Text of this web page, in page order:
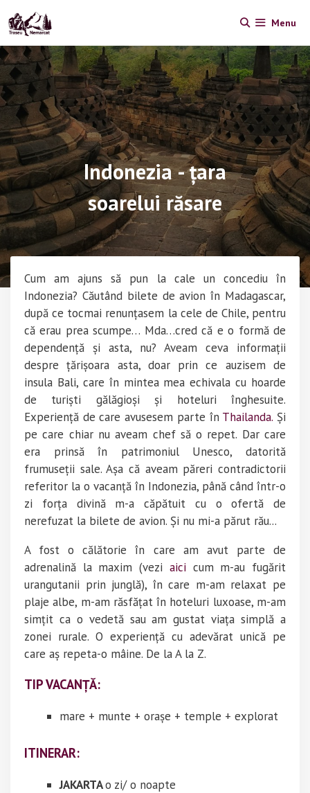
to
content
Menu
Indonezia - țara
soarelui răsare
Cum am ajuns să pun la cale un concediu în
Indonezia? Căutând bilete de avion în Madagascar,
după ce tocmai renunțasem la cele de Chile, pentru
că erau prea scumpe… Mda…cred că e o formă de
dependență și asta, nu? Aveam ceva informații
despre țărișoara asta, doar prin ce auzisem de
insula Bali, care în mintea mea echivala cu hoarde
de turiști gălăgioși și hoteluri înghesuite.
Experiență de care avusesem parte în Thailanda. Și
pe care chiar nu aveam chef să o repet. Dar care
era prinsă în patrimoniul Unesco, datorită
frumuseții sale. Așa că aveam păreri contradictorii
referitor la o vacanță în Indonezia, până când într-o
zi forța divină m-a căpătuit cu o ofertă de
nerefuzat la bilete de avion. Și nu mi-a părut rău...
A fost o călătorie în care am avut parte de
adrenalină la maxim (vezi aicicum m-au fugărit
urangutanii prin junglă), în care m-am relaxat pe
plaje albe, m-am răsfățat în hoteluri luxoase, m-am
simțit ca o vedetă sau am gustat viața simplă a
zonei rurale. O experiență cu adevărat unică pe
care aș repeta-o mâine. De la A la Z.
TIP VACANȚĂ:
mare + munte + orașe + temple + explorat
ITINERAR:
JAKARTAo zi/ o noapte